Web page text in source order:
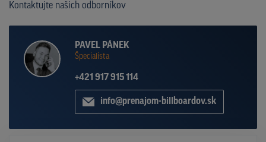
Kontaktujte našich odborníkov
PAVEL PÁNEK
Špecialista
+421 917 915 114
info@prenajom-billboardov.sk